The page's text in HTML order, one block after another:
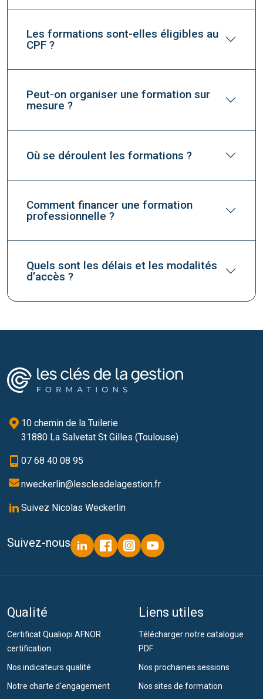
Les formations sont-elles éligibles au
CPF ?
Peut-on organiser une formation sur
mesure ?
Où se déroulent les formations ?
Comment financer une formation
professionnelle ?
Quels sont les délais et les modalités
d’accès ?
10 chemin de la Tuilerie
31880 La Salvetat St Gilles (Toulouse)
07 68 40 08 95
nweckerlin@lesclesdelagestion.fr
Suivez Nicolas Weckerlin
Suivez-nous
Qualité
Certificat Qualiopi AFNOR
certification
Nos indicateurs qualité
Notre charte d'engagement
Liens utiles
Télécharger notre catalogue
PDF
Nos prochaines sessions
Nos sites de formation